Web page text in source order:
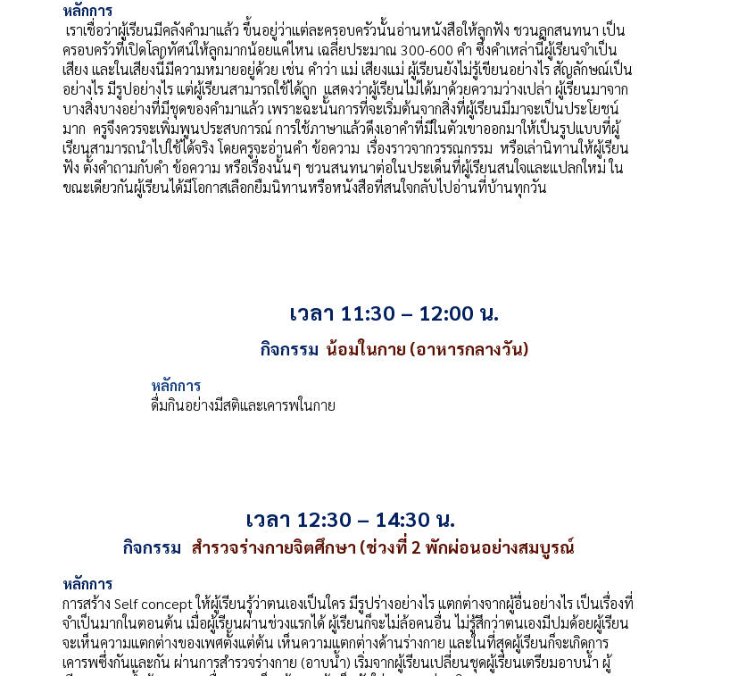
หลักการ
เราเชื่อว่าผู้เรียนมีคลังคำมาแล้ว ขึ้นอยู่ว่าแต่ละครอบครัวนั้นอ่านหนังสือให้ลูกฟัง ชวนลูกสนทนา เป็น
ครอบครัวที่เปิดโลกทัศน์ให้ลูกมากน้อยแค่ไหน เฉลี่ยประมาณ 300-600 คำ ซึ่งคำเหล่านี้ผู้เรียนจำเป็น
เสียง และในเสียงนี้มีความหมายอยู่ด้วย เช่น คำว่า แม่ เสียงแม่ ผู้เรียนยังไม่รู้เขียนอย่างไร สัญลักษณ์เป็น
อย่างไร มีรูปอย่างไร แต่ผู้เรียนสามารถใช้ได้ถูก แสดงว่าผู้เรียนไม่ได้มาด้วยความว่างเปล่า ผู้เรียนมาจาก
บางสิ่งบางอย่างที่มีชุดของคำมาแล้ว เพราะฉะนั้นการที่จะเริ่มต้นจากสิ่งที่ผู้เรียนมีมาจะเป็นประโยชน์
มาก ครูจึงควรจะเพิ่มพูนประสบการณ์ การใช้ภาษาแล้วดึงเอาคำที่มีในตัวเขาออกมาให้เป็นรูปแบบที่ผู้
เรียนสามารถนำไปใช้ได้จริง โดยครูจะอ่านคำ ข้อความ เรื่องราวจากวรรณกรรม หรือเล่านิทานให้ผู้เรียน
ฟัง ตั้งคำถามกับคำ ข้อความ หรือเรื่องนั้นๆ ชวนสนทนาต่อในประเด็นที่ผู้เรียนสนใจและแปลกใหม่ ใน
ขณะเดียวกันผู้เรียนได้มีโอกาสเลือกยืมนิทานหรือหนังสือที่สนใจกลับไปอ่านที่บ้านทุกวัน
เวลา 11:30 – 12:00 น.
กิจกรรม น้อมในกาย (อาหารกลางวัน)
หลักการ
ดื่มกินอย่างมีสติและเคารพในกาย
เวลา 12:30 – 14:30 น.
กิจกรรม สำรวจร่างกายจิตศึกษา (ช่วงที่ 2 พักผ่อนอย่างสมบูรณ์
หลักการ
การสร้าง Self concept ให้ผู้เรียนรู้ว่าตนเองเป็นใคร มีรูปร่างอย่างไร แตกต่างจากผู้อื่นอย่างไร เป็นเรื่องที่
จำเป็นมากในตอนต้น เมื่อผู้เรียนผ่านช่วงแรกได้ ผู้เรียนก็จะไม่ล้อคนอื่น ไม่รู้สึกว่าตนเองมีปมด้อยผู้เรียน
จะเห็นความแตกต่างของเพศตั้งแต่ต้น เห็นความแตกต่างด้านร่างกาย และในที่สุดผู้เรียนก็จะเกิดการ
เคารพซึ่งกันและกัน ผ่านการสำรวจร่างกาย (อาบน้ำ) เริ่มจากผู้เรียนเปลี่ยนชุดผู้เรียนเตรียมอาบน้ำ ผู้